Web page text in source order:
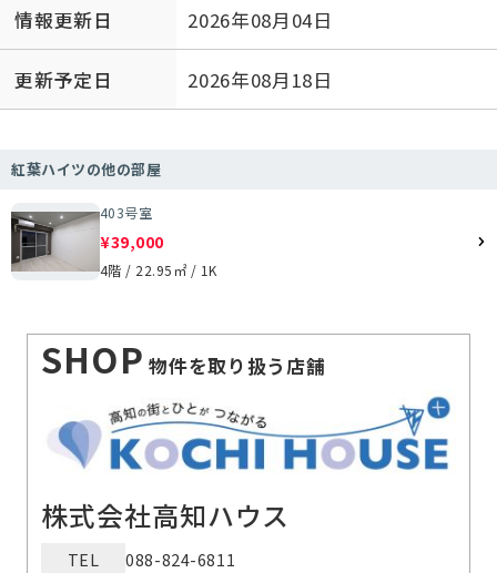
情報更新日 2026年08月04日
更新予定日 2026年08月18日
紅葉ハイツの他の部屋
403号室
¥39,000
4階 / 22.95㎡ / 1K
SHOP 物件を取り扱う店舗
株式会社高知ハウス
TEL
088-824-6811